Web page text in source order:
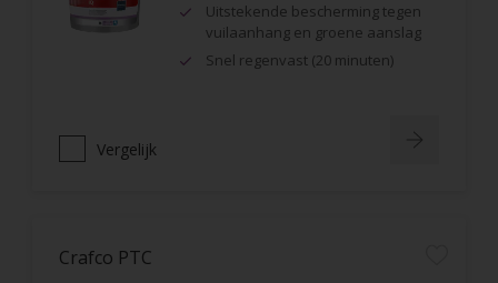
Uitstekende bescherming tegen
vuilaanhang en groene aanslag
Snel regenvast (20 minuten)
Vergelijk
Crafco PTC